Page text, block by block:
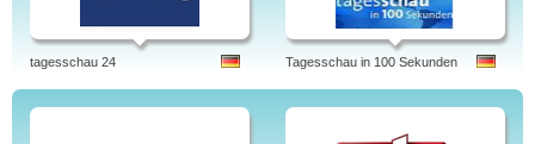
tagesschau 24 Tagesschau in 100 Sekunden